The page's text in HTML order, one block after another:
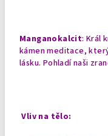
Manganokalcit: Král
kámen meditace,
lásku. Pohladí naši
Vliv na tělo: